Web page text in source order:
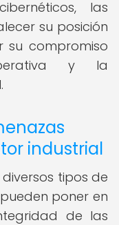
las
su posición
compromiso
y la
industrial
diversos tipos de
poner en
de las